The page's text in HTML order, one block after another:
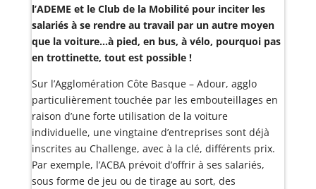
l’ADEME et le Club de la Mobilité pour inciter les
salariés à se rendre au travail par un autre moyen
que la voiture…à pied, en bus, à vélo, pourquoi pas
en trottinette, tout est possible !
Sur l’Agglomération Côte Basque – Adour, agglo
particulièrement touchée par les embouteillages en
raison d’une forte utilisation de la voiture
individuelle, une vingtaine d’entreprises sont déjà
inscrites au Challenge, avec à la clé, différents prix.
Par exemple, l’ACBA prévoit d’offrir à ses salariés,
sous forme de jeu ou de tirage au sort, des